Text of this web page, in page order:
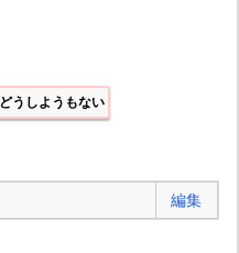
どうしようもない
編集